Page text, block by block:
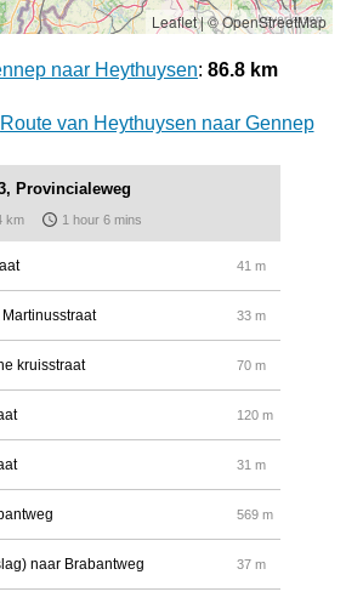
Leaflet|© OpenStreetMap
naar Heythuysen: 86.8 km
Route van Heythuysen naar Gennep
Provincialeweg
km 1 hour 6 mins
41 m
33 m
kruisstraat 70 m
120 m
31 m
569 m
naar Brabantweg 37 m